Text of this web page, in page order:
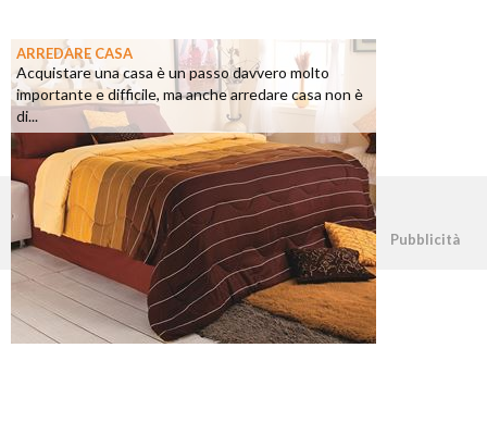
ARREDARE CASA
Acquistare una casa è un passo davvero molto
importante e difficile, ma anche arredare casa non è
di...
©2026 - casapratica.net - p.iva 03338800984 Pubblicità